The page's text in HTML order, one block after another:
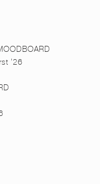
’26